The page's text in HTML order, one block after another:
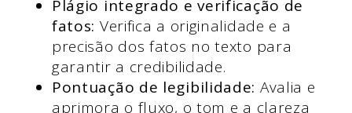
Plágio integrado e verificação de
fatos: Verifica a originalidade e a
precisão dos fatos no texto para
garantir a credibilidade.
Pontuação de legibilidade: Avalia e
aprimora o fluxo, o tom e a clareza